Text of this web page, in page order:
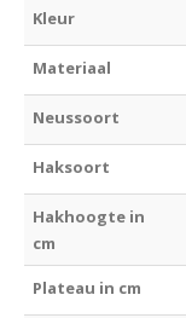
Kleur
Materiaal
Neussoort
Haksoort
Hakhoogte in
cm
Plateau in cm